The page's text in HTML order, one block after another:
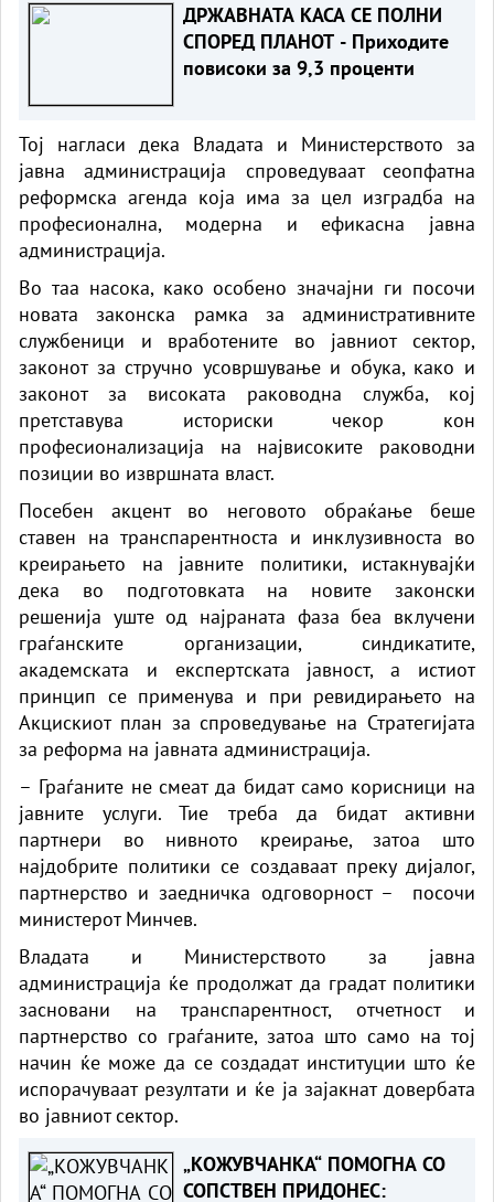
ДРЖАВНАТА КАСА СЕ ПОЛНИ
СПОРЕД ПЛАНОТ - Приходите
повисоки за 9,3 проценти
Тој нагласи дека Владата и Министерството за
јавна администрација спроведуваат сеопфатна
реформска агенда која има за цел изградба на
професионална, модерна и ефикасна јавна
администрација.
Во таа насока, како особено значајни ги посочи
новата законска рамка за административните
службеници и вработените во јавниот сектор,
законот за стручно усовршување и обука, како и
законот за високата раководна служба, кој
претставува историски чекор кон
професионализација на највисоките раководни
позиции во извршната власт.
Посебен акцент во неговото обраќање беше
ставен на транспарентноста и инклузивноста во
креирањето на јавните политики, истакнувајќи
дека во подготовката на новите законски
решенија уште од најраната фаза беа вклучени
граѓанските организации, синдикатите,
академската и експертската јавност, а истиот
принцип се применува и при ревидирањето на
Акцискиот план за спроведување на Стратегијата
за реформа на јавната администрација.
– Граѓаните не смеат да бидат само корисници на
јавните услуги. Тие треба да бидат активни
партнери во нивното креирање, затоа што
најдобрите политики се создаваат преку дијалог,
партнерство и заедничка одговорност – посочи
министерот Минчев.
Владата и Министерството за јавна
администрација ќе продолжат да градат политики
засновани на транспарентност, отчетност и
партнерство со граѓаните, затоа што само на тој
начин ќе може да се создадат институции што ќе
испорачуваат резултати и ќе ја зајакнат довербата
во јавниот сектор.
„КОЖУВЧАНКА“ ПОМОГНА СО
СОПСТВЕН ПРИДОНЕС: